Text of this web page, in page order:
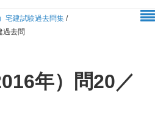
宅建試験過去問集 /
過去問
年）問20／